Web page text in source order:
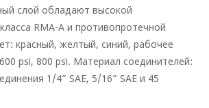
слой обладают высокой
RMA-A и противопротечной
красный, желтый, синий, рабочее
psi, 800 psi. Материал соединителей:
1/4” SAE, 5/16” SAE и 45